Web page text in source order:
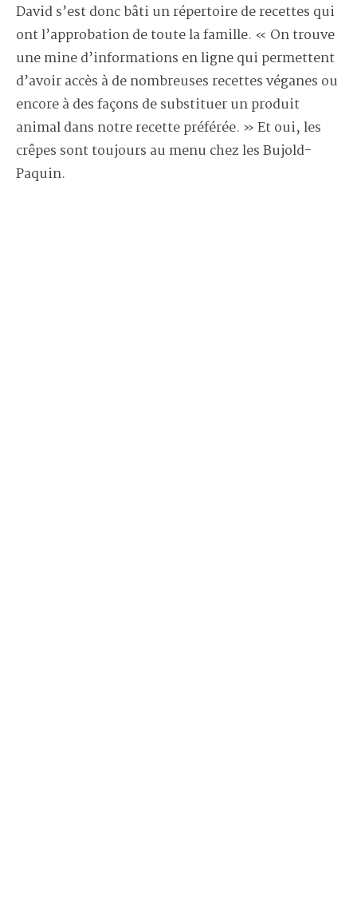
David s’est donc bâti un répertoire de recettes qui
ont l’approbation de toute la famille. « On trouve
une mine d’informations en ligne qui permettent
d’avoir accès à de nombreuses recettes véganes ou
encore à des façons de substituer un produit
animal dans notre recette préférée. » Et oui, les
crêpes sont toujours au menu chez les Bujold-
Paquin.